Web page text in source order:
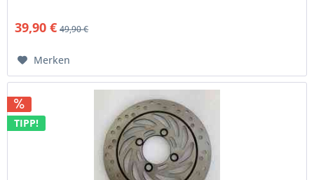
39,90 € 49,90 €
Merken
TIPP!